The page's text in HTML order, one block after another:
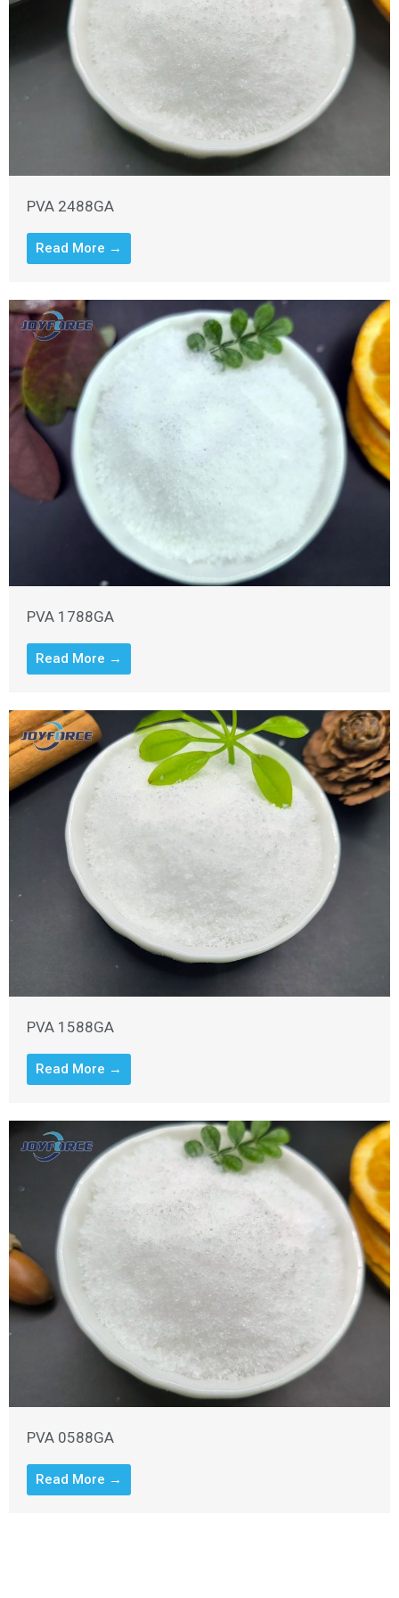
PVA 2488GA
Read More →
PVA 1788GA
Read More →
PVA 1588GA
Read More →
PVA 0588GA
Read More →